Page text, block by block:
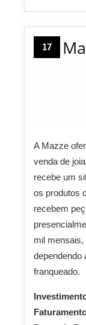
17
A Mazze
venda de
recebe um
os produtos
recebem
mil mensais,
dependendo
franqueado.